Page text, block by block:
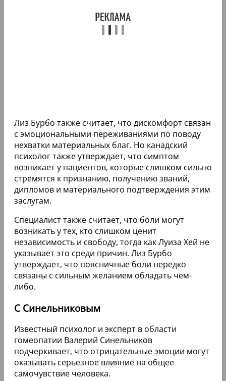
Лиз Бурбо также считает, что дискомфорт связан
с эмоциональными переживаниями по поводу
нехватки материальных благ. Но канадский
психолог также утверждает, что симптом
возникает у пациентов, которые слишком сильно
стремятся к признанию, получению званий,
дипломов и материального подтверждения этим
заслугам.
Специалист также считает, что боли могут
возникать у тех, кто слишком ценит
независимость и свободу, тогда как Луиза Хей не
указывает это среди причин. Лиз Бурбо
утверждает, что поясничные боли нередко
связаны с сильным желанием обладать чем-
либо.
С Синельниковым
Известный психолог и эксперт в области
гомеопатии Валерий Синельников
подчеркивает, что отрицательные эмоции могут
оказывать серьезное влияние на общее
самочувствие человека.